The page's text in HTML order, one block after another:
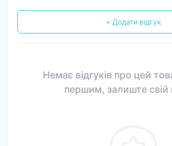
+ Додати відгук
Немає відгуків про цей
першим, залиште свій